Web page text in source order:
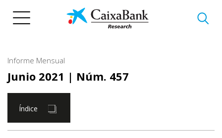
Informe Mensual
Junio 2021 | Núm. 457
Índice